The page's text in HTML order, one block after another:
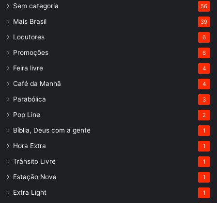
Sem categoria 56
Mais Brasil 39
Locutores 6
Promoções 6
Feira livre 4
Café da Manhã 4
Parabólica 3
Pop Line 2
Bíblia, Deus com a gente 1
Hora Extra 1
Trânsito Livre 1
Estação Nova 1
Extra Light 1